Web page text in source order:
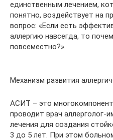
единственным лечением,
понятно, воздействует на
вопрос: «Если есть
аллергию навсегда, то
повсеместно?».
Механизм развития
АСИТ – это
проводит врач аллерголог-
лечения для создания
3 до 5 лет. При этом